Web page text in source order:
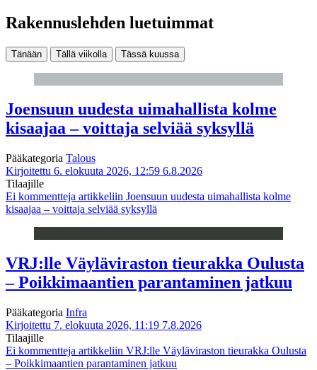
Rakennuslehden luetuimmat
Tänään Tällä viikolla Tässä kuussa
Joensuun uudesta uimahallista kolme
kisaajaa – voittaja selviää syksyllä
Pääkategoria Talous
Kirjoitettu 6. elokuuta 2026, 12:59 6.8.2026
Tilaajille
Ei kommentteja artikkeliin Joensuun uudesta uimahallista kolme
kisaajaa – voittaja selviää syksyllä
VRJ:lle Väyläviraston tieurakka Oulusta
– Poikkimaantien parantaminen jatkuu
Pääkategoria Infra
Kirjoitettu 7. elokuuta 2026, 11:19 7.8.2026
Tilaajille
Ei kommentteja artikkeliin VRJ:lle Väyläviraston tieurakka Oulusta
– Poikkimaantien parantaminen jatkuu